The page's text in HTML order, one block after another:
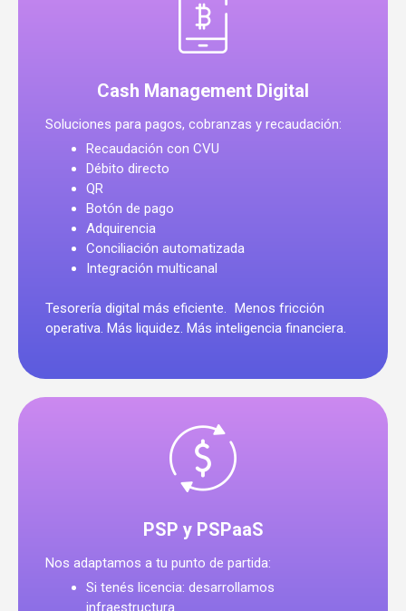
Cash Management Digital
Soluciones para pagos, cobranzas y recaudación:
Recaudación con CVU
Débito directo
QR
Botón de pago
Adquirencia
Conciliación automatizada
Integración multicanal
Tesorería digital más eficiente. Menos fricción
operativa. Más liquidez. Más inteligencia financiera.
PSP y PSPaaS
Nos adaptamos a tu punto de partida:
Si tenés licencia: desarrollamos
infraestructura